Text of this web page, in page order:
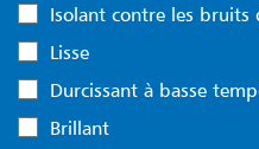
Isolant contre les bruits
Lisse
Durcissant à basse
Brillant